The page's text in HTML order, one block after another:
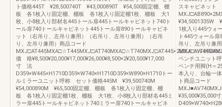
ト価格445T ¥28,500740T ¥43,000890T ¥54,500固定棚、棚
板 各1枚入り固定棚、棚板 各1枚入り固定棚1枚、棚板 大1
枚、小8枚入り部材名445トール扉445トールキャビネット740ト
ール扉740トールキャビネット445トール扉890トールキャビネ
ット（右吊り、左吊り兼用）（右吊り、左吊り兼用）（右吊
り、左吊り兼用）商品コード
価 格¥8,500¥20,000¥17,000¥26,000¥8,500×2¥20,500¥17,000
寸 法
D359×W445×H1710D359×W740×H1710D359×W890×H1710トー
ルミラーユニット呼称 セット価格445M ¥39,500740M
¥54,000890M ¥65,500固定棚、棚板 各1枚入り固定棚、棚
板 各1枚入り固定棚1枚、棚板 大1枚、小8枚入り部材名445ミ
ラー扉445トールキャビネット740ミラー扉740トールキャビネ
スキャビネット
¥34,5001335W
1枚入り445ウォ
ト445ウォール
吊り、左吊り兼
ベンチユニット
ベンチ用脚(H＝
本入り、台輪一
ト商品コード
¥35,000¥35,000